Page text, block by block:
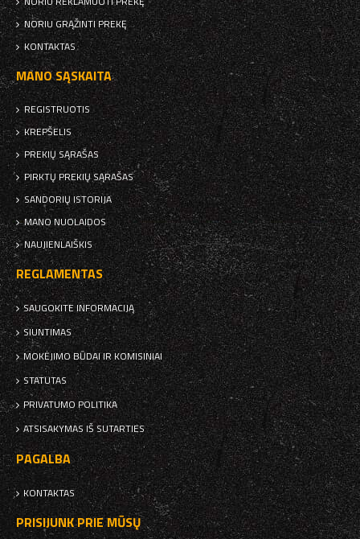
NORIU GRĄŽINTI PREKĘ
KONTAKTAS
MANO SĄSKAITA
REGISTRUOTIS
KREPŠELIS
PREKIŲ SĄRAŠAS
PIRKTŲ PREKIŲ SĄRAŠAS
SANDORIŲ ISTORIJA
MANO NUOLAIDOS
NAUJIENLAIŠKIS
REGLAMENTAS
SAUGOKITE INFORMACIJĄ
SIUNTIMAS
MOKĖJIMO BŪDAI IR KOMISINIAI
STATUTAS
PRIVATUMO POLITIKA
ATSISAKYMAS IŠ SUTARTIES
PAGALBA
KONTAKTAS
PRISIJUNK PRIE MŪSŲ